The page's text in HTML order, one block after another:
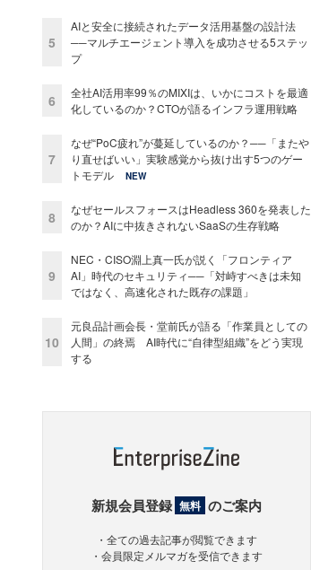
5
AIと安全に接続されたデータ活用基盤の設計法
──マルチエージェント導入を成功させる5ステッ
プ
6
全社AI活用率99％のMIXIは、いかにコストを最適
化しているのか？CTOが語るインフラ運用戦略
7
なぜ“PoC疲れ”が蔓延しているのか？──「またや
り直せばいい」実験感覚から抜け出す5つのゲー
トモデル
NEW
8
なぜセールスフォースはHeadless 360を発表した
のか？AIに中抜きされないSaaSの生存戦略
9
NEC・CISO淵上真一氏が説く「フロンティア
AI」時代のセキュリティ──「対峙すべきは未知
ではなく、高速化された既存の課題」
10
元良品計画会長・堂前氏が語る「作業員としての
人間」の終焉 AI時代に“自律型組織”をどう実現
する
新規会員登録 無料 のご案内
・全ての過去記事が閲覧できます
・会員限定メルマガを受信できます